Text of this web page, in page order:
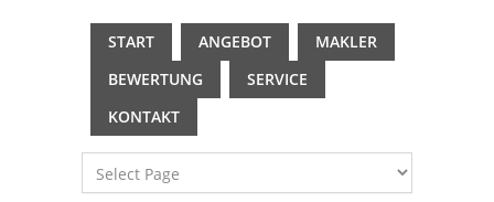
START ANGEBOT
MAKLER
BEWERTUNG
SERVICE
KONTAKT